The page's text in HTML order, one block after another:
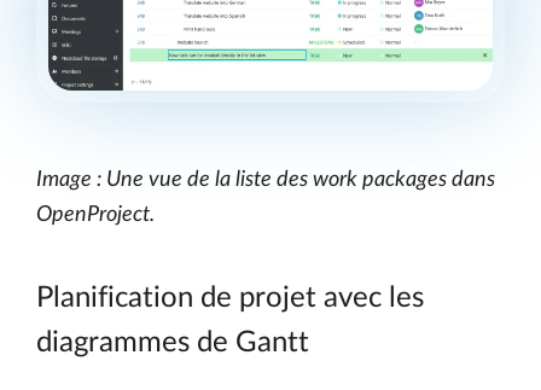
Image : Une vue de la liste des work packages dans
OpenProject.
Planification de projet avec les
diagrammes de Gantt